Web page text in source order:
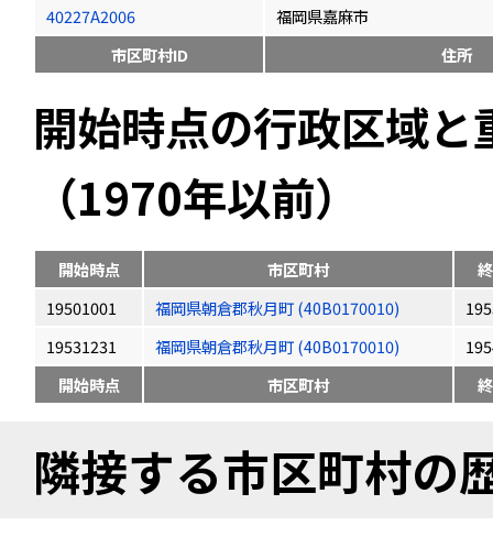
40227A2006
福岡県嘉麻市
市区町村ID
住所
開始時点の行政区域
（1970年以前）
開始時点 市区町村
19501001
福岡県朝倉郡秋月町 (40B0170010)
19531231
福岡県朝倉郡秋月町 (40B0170010)
開始時点
市区町村
隣接する市区町村の